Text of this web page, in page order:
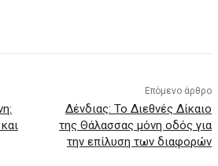
Επόμενο άρθρο
Δένδιας: Το Διεθνές Δίκαιο
της Θάλασσας μόνη οδός για
την επίλυση των διαφορών